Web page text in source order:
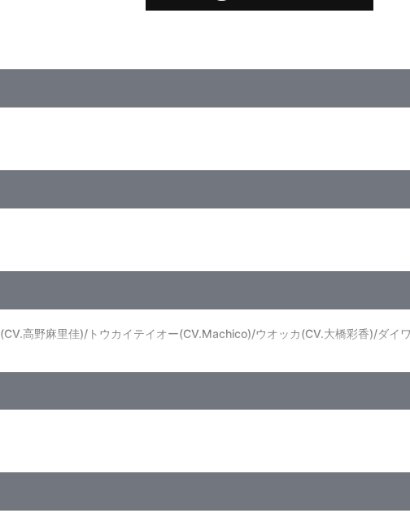
高野麻里佳)/トウカイテイオー(CV.Machico)/ウオッカ(CV.大橋彩香)/ダイ